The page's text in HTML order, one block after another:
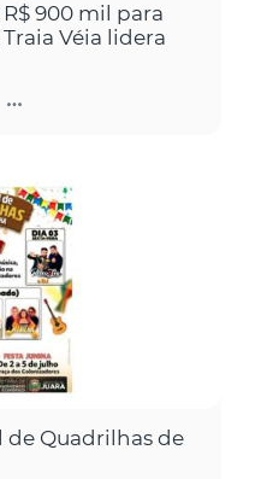
900 mil para
Véia lidera
de Quadrilhas de